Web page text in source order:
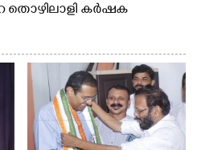
തൊഴിലാളി കർഷക